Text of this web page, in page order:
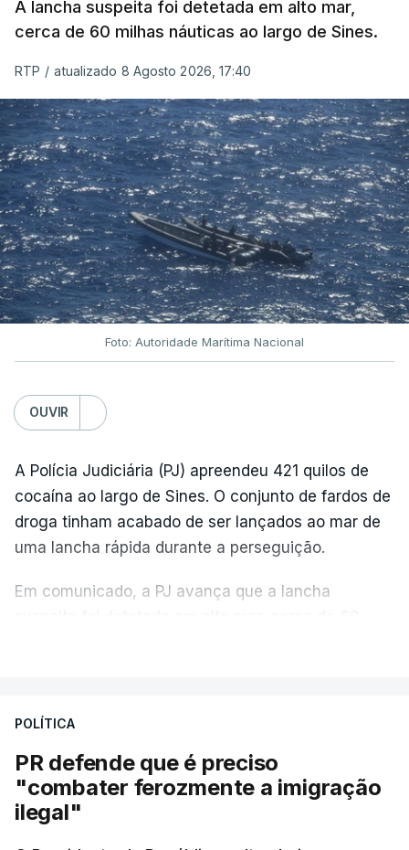
A lancha suspeita foi detetada em alto mar,
cerca de 60 milhas náuticas ao largo de Sines.
RTP / atualizado 8 Agosto 2026, 17:40
Foto: Autoridade Marítima Nacional
OUVIR
A Polícia Judiciária (PJ) apreendeu 421 quilos de
cocaína ao largo de Sines. O conjunto de fardos de
droga tinham acabado de ser lançados ao mar de
uma lancha rápida durante a perseguição.
Em comunicado, a PJ avança que a lancha
desencadeando uma ação de prevenção
articulação com a Marinha, a Autoridade Marítima
Nacional e a Força Aérea.
POLÍTICA
PR defende que é preciso
"combater ferozmente a imigração
ilegal"